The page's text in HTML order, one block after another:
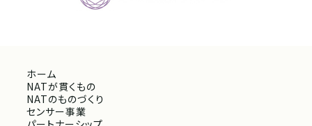
ホーム
NATが貫くもの
NATのものづくり
センサー事業